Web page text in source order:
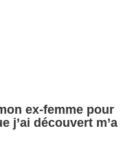
ex-femme pour
j’ai découvert m’a